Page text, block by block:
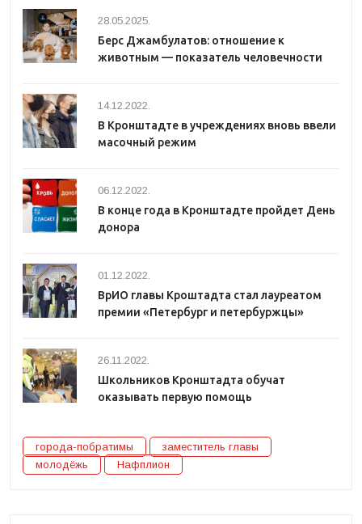
28.05.2025.
Берс Джамбулатов: отношение к
животным — показатель человечности
14.12.2022.
В Кронштадте в учреждениях вновь ввели
масочный режим
06.12.2022.
В конце года в Кронштадте пройдет День
донора
01.12.2022.
ВрИО главы Кроштадта стал лауреатом
премии «Петербург и петербуржцы»
26.11.2022.
Школьников Кронштадта обучат
оказывать первую помощь
города-побратимы
заместитель главы
молодёжь
Нафплион